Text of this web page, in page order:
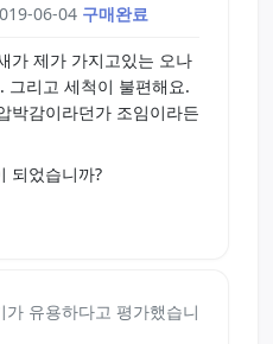
06-04 구매완료
가 제가 가지고있는 오나
그리고 세척이 불편해요.
박감이라던가 조임이라든
되었습니까?
유용하다고 평가했습니